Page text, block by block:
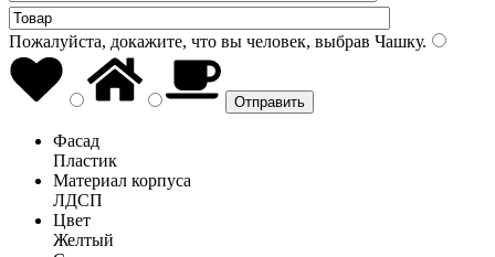
Пожалуйста, докажите, что вы человек, выбрав Чашку.
Фасад
Пластик
Материал корпуса
ЛДСП
Цвет
Желтый